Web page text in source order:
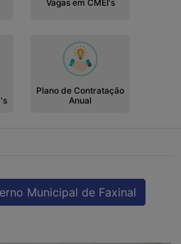
Vagas em CMEI's
Plano de Contratação
Anual
Municipal de Faxinal